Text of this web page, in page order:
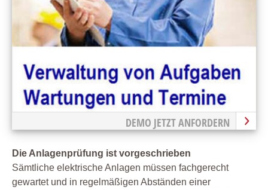
DEMO JETZT ANFORDERN
Die Anlagenprüfung ist vorgeschrieben
Sämtliche elektrische Anlagen müssen fachgerecht
gewartet und in regelmäßigen Abständen einer